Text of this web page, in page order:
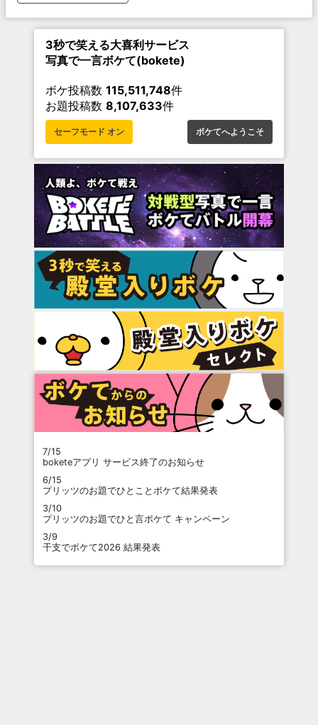
3秒で笑える大喜利サービス
写真で一言ボケて(bokete)
ボケ投稿数 115,511,748件
お題投稿数 8,107,633件
セーフモード オン ボケてへようこそ
7/15
boketeアプリ サービス終了のお知らせ
6/15
プリッツのお題でひとことボケて結果発表
3/10
プリッツのお題でひと言ボケて キャンペーン
3/9
干支でボケて2026 結果発表